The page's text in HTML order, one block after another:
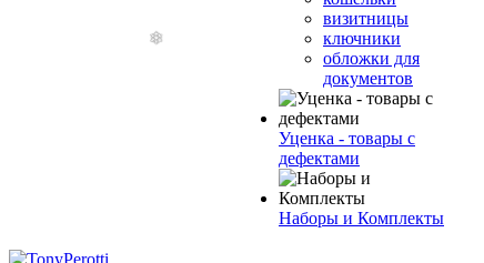
визитницы
ключники
обложки для
документов
Уценка - товары с
дефектами
Наборы и Комплекты